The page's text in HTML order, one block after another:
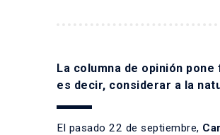
La columna de opinión
es decir, considerar a la
El pasado 22 de septiembre,